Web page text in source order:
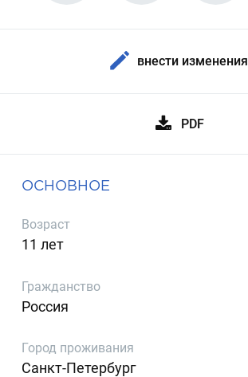
внести изменения
PDF
ОСНОВНОЕ
Возраст
11 лет
Гражданство
Россия
Город проживания
Санкт-Петербург